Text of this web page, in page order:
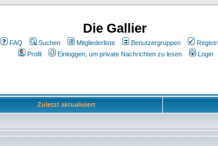
Die Gallier
FAQ Suchen Mitgliederliste Benutzergruppen
Profil
Einloggen, um private Nachrichten zu lesen Login
Zuletzt aktualisiert